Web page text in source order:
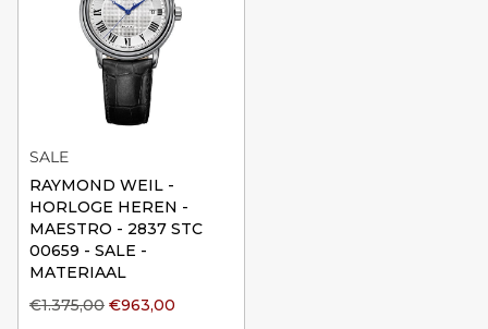
SALE
RAYMOND WEIL -
HORLOGE HEREN -
MAESTRO - 2837 STC
00659 - SALE -
MATERIAAL
€1.375,00 €963,00